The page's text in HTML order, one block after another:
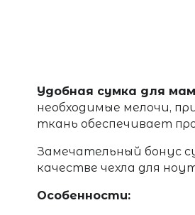
Удобная сумка для
необходимые мелочи,
ткань обеспечивает
Замечательный бонус
качестве чехла для
Особенности: